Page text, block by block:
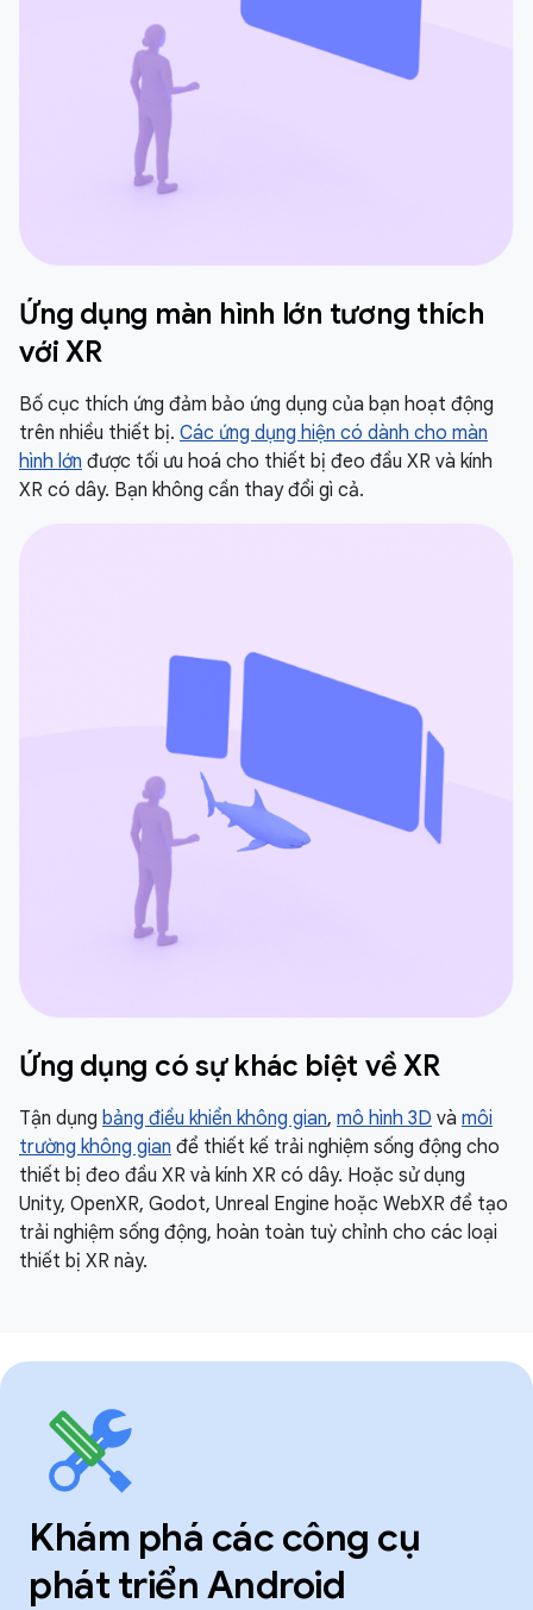
Ứng dụng màn hình lớn tương thích
với XR
Bố cục thích ứng đảm bảo ứng dụng của bạn hoạt động
trên nhiều thiết bị. Các ứng dụng hiện có dành cho màn
hình lớn được tối ưu hoá cho thiết bị đeo đầu XR và kính
XR có dây. Bạn không cần thay đổi gì cả.
Ứng dụng có sự khác biệt về XR
Tận dụng bảng điều khiển không gian, mô hình 3D và môi
trường không gian để thiết kế trải nghiệm sống động cho
thiết bị đeo đầu XR và kính XR có dây. Hoặc sử dụng
Unity, OpenXR, Godot, Unreal Engine hoặc WebXR để tạo
trải nghiệm sống động, hoàn toàn tuỳ chỉnh cho các loại
thiết bị XR này.
Khám phá các công cụ
phát triển Android